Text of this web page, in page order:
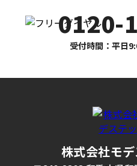
0120-
受付時間：平日
株式会社モ